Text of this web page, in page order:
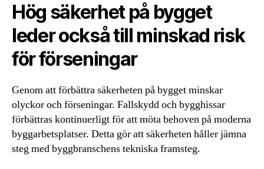
Hög säkerhet på bygget
leder också till minskad risk
för förseningar
Genom att förbättra säkerheten på bygget minskar
olyckor och förseningar. Fallskydd och bygghissar
förbättras kontinuerligt för att möta behoven på moderna
byggarbetsplatser. Detta gör att säkerheten håller jämna
steg med byggbranschens tekniska framsteg.